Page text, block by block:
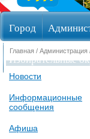
Город
Избирательные
Главная / Администрация
Новости
Информационные
сообщения
Афиша